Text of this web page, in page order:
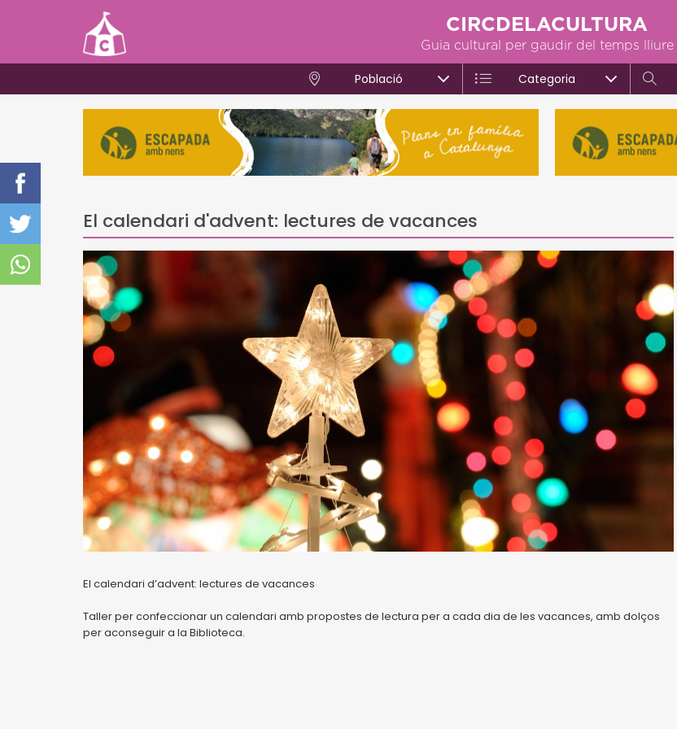
CIRCDELACULTURA
Guia cultural per gaudir del temps lliure
Població Categoria
El calendari d'advent: lectures de vacances
El calendari d’advent: lectures de vacances
Taller per confeccionar un calendari amb propostes de lectura per a cada dia de les vacances, amb dolços
per aconseguir a la Biblioteca.